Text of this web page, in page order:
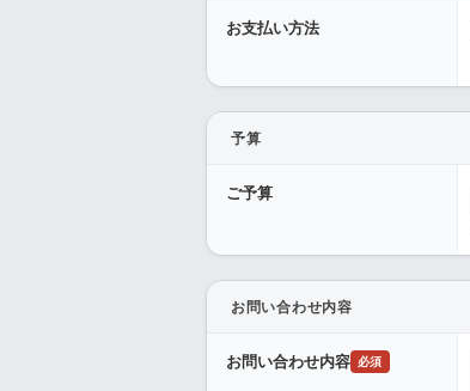
お支払い方法
予算
ご予算
お問い合わせ内容
お問い合わせ内容 必須